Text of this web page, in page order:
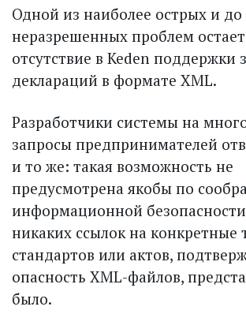
Одной из наиболее острых и до
неразрешенных проблем
отсутствие в Keden поддержки
деклараций в формате XML.
Разработчики системы на
запросы предпринимателей
и то же: такая возможность не
предусмотрена якобы по
информационной
никаких ссылок на конкретные
стандартов или актов,
опасность XML-файлов,
было.